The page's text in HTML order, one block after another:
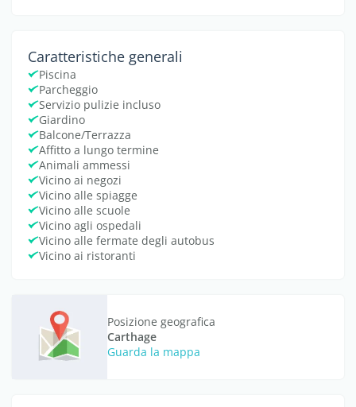
Caratteristiche generali
Piscina
Parcheggio
Servizio pulizie incluso
Giardino
Balcone/Terrazza
Affitto a lungo termine
Animali ammessi
Vicino ai negozi
Vicino alle spiagge
Vicino alle scuole
Vicino agli ospedali
Vicino alle fermate degli autobus
Vicino ai ristoranti
Posizione geografica
Carthage
Guarda la mappa